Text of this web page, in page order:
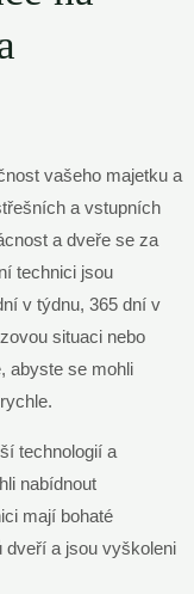
vašeho majetku a
a vstupních
a dveře se za
technici jsou
v týdnu, 365 dní v
situaci nebo
abyste se mohli
technologií a
nabídnout
mají bohaté
dveří a jsou vyškoleni